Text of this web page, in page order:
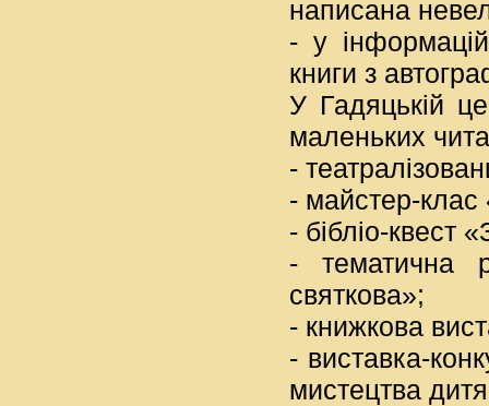
написана
- у
книги з
У Гадяцькій
маленьких
-
- майстер-клас
- бібліо-квест
- тематична
святкова»;
- книжкова
- виставка-
мистецтва